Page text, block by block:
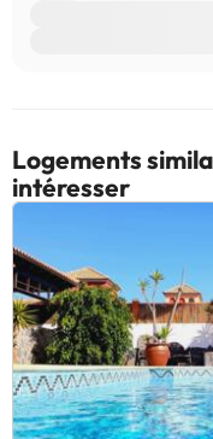
Logements
intéresser